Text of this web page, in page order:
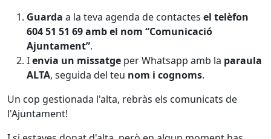
Guarda a la teva agenda de contactes el telèfon
604 51 51 69 amb el nom “Comunicació
Ajuntament”.
Ienvia un missatge per Whatsapp amb la paraula
ALTA, seguida del teu nom i cognoms.
Un cop gestionada l'alta, rebràs els comunicats de
l'Ajuntament!